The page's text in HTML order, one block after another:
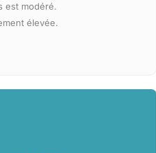
est modéré.
élevée.